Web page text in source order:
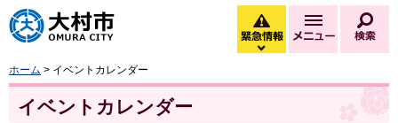
大村市
緊急情報
緊急情報を開く
メニュー
ホーム > イベントカレンダー
イベントカレンダー